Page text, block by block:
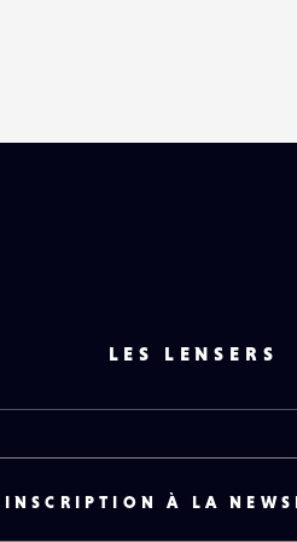
LES LENSERS
INSCRIPTION À LA